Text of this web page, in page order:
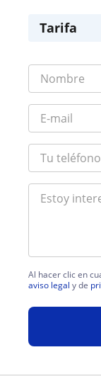
Tarifa
Al hacer clic en
aviso legal y de